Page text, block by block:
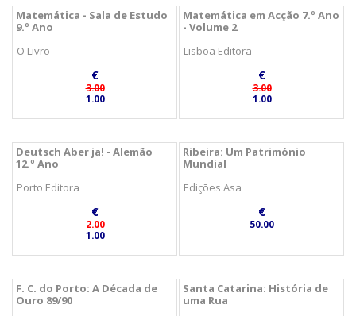
Matemática - Sala de Estudo
9.º Ano
O Livro
€
3.00
1.00
Matemática em Acção 7.º Ano
- Volume 2
Lisboa Editora
€
3.00
1.00
Deutsch Aber ja! - Alemão
12.º Ano
Porto Editora
€
2.00
1.00
Ribeira: Um Património
Mundial
Edições Asa
€
50.00
F. C. do Porto: A Década de
Ouro 89/90
Santa Catarina: História de
uma Rua